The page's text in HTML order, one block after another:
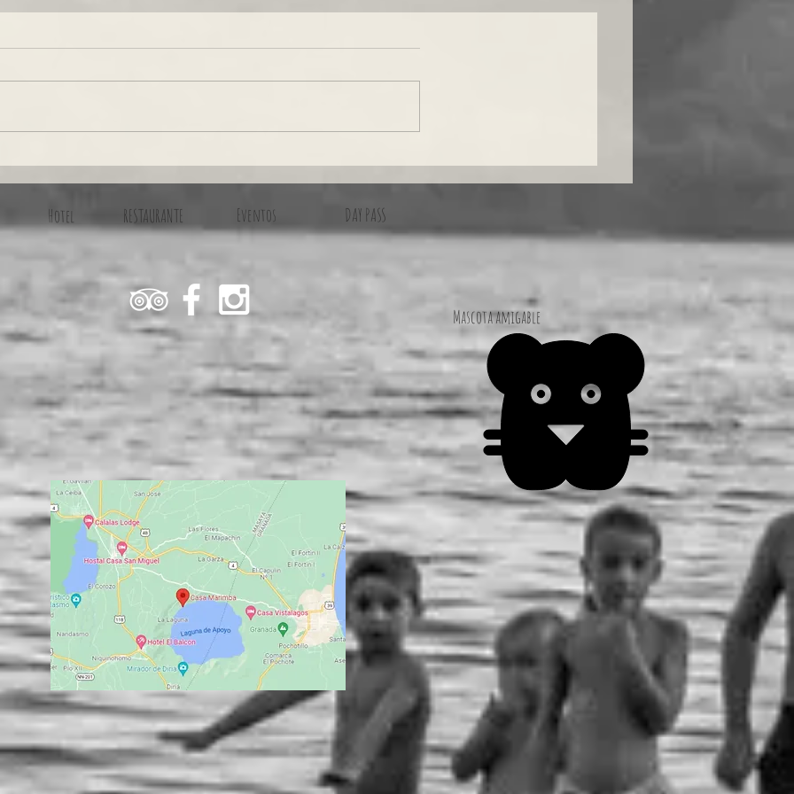
Todo sobre el Day Pass en Casa Marimba
Disfruta de un masaje: la forma ideal de
relajarte en la Laguna de Apoyo
Hotel RESTAURANTE Eventos DAY PASS
Mascota amigable